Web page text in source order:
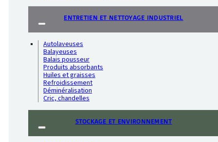
ENTRETIEN ET NETTOYAGE INDUSTRIEL
Autolaveuses
Balayeuses
Balais pousseur
Produits absorbants
Huiles et graisses
Refroidissement
Déminéralisation
Cric, chandelles
STOCKAGE ET ENVIRONNEMENT